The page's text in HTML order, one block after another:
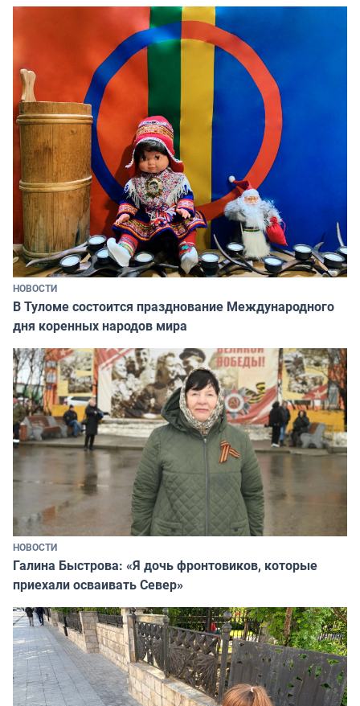
НОВОСТИ
В Туломе состоится празднование Международного
дня коренных народов мира
НОВОСТИ
Галина Быстрова: «Я дочь фронтовиков, которые
приехали осваивать Север»